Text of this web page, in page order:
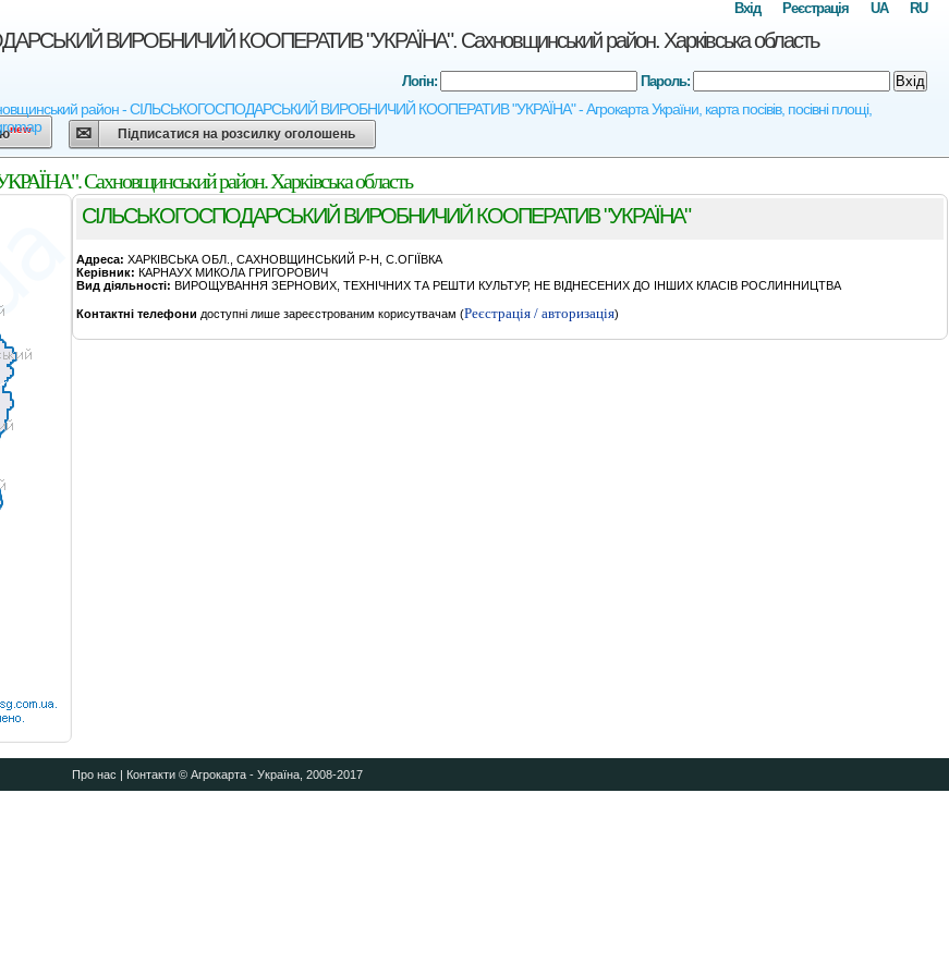
ВИРОБНИЧИЙ КООПЕРАТИВ "УКРАЇНА". Сахновщинський район. Харківська область
район - СIЛЬСЬКОГОСПОДАРСЬКИЙ ВИРОБНИЧИЙ КООПЕРАТИВ "УКРАЇНА" - Агрокарта України, карта посівів, посівні площі,
RU
UA
Реєстрація
Вхід
Логін: Пароль: Вхід
new Підписатися на розсилку оголошень
Сахновщинський район. Харківська область
СIЛЬСЬКОГОСПОДАРСЬКИЙ ВИРОБНИЧИЙ КООПЕРАТИВ "УКРАЇНА"
Адреса: ХАРКIВСЬКА ОБЛ., САХНОВЩИНСЬКИЙ Р-Н, С.ОГIЇВКА
Керівник: КАРНАУХ МИКОЛА ГРИГОРОВИЧ
Вид діяльності: ВИРОЩУВАННЯ ЗЕРНОВИХ, ТЕХНІЧНИХ ТА РЕШТИ КУЛЬТУР, НЕ ВІДНЕСЕНИХ ДО ІНШИХ КЛАСІВ РОСЛИННИЦТВА
Контактні телефони доступні лише зареєстрованим корисутвачам (Реєстрація / авторизація)
Про нас | Контакти© Агрокарта - Україна, 2008-2017